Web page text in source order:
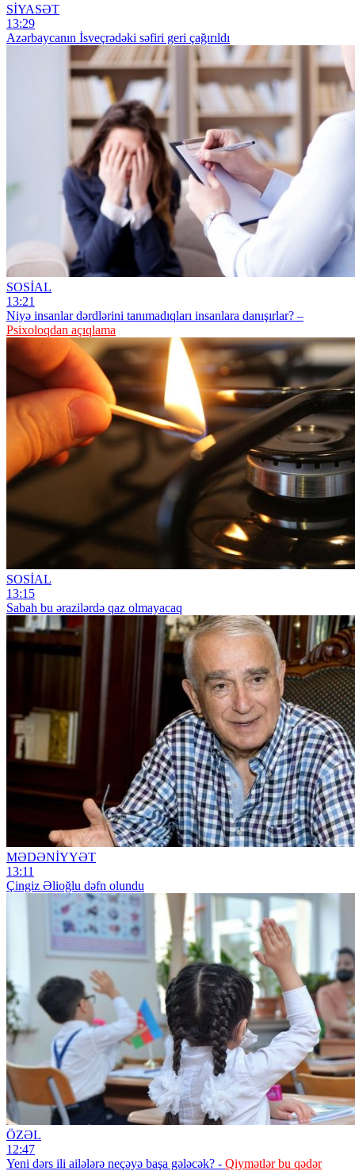
SİYASƏT
13:29
Azərbaycanın İsveçrədəki səfiri geri çağırıldı
SOSİAL
13:21
Niyə insanlar dərdlərini tanımadıqları insanlara danışırlar? –
Psixoloqdan açıqlama
SOSİAL
13:15
Sabah bu ərazilərdə qaz olmayacaq
MƏDƏNİYYƏT
13:11
Çingiz Əlioğlu dəfn olundu
ÖZƏL
12:47
Yeni dərs ili ailələrə neçəyə başa gələcək? - Qiymətlər bu qədər